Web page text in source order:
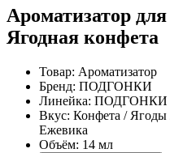
Ароматизатор
Ягодная конфета
Товар: Ароматизатор
Бренд: ПОДГОНКИ
Линейка: ПОДГОНКИ
Вкус: Конфета /
Ежевика
Объём: 14 мл